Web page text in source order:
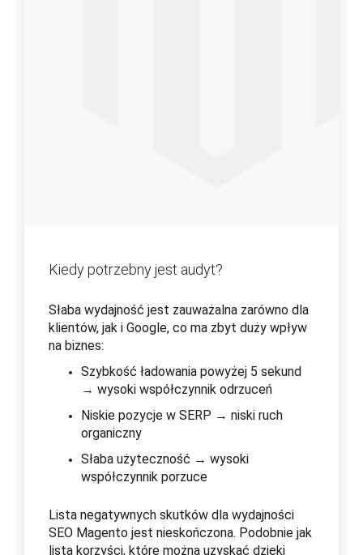
Kiedy potrzebny jest audyt?
Słaba wydajność jest zauważalna zarówno dla
klientów, jak i Google, co ma zbyt duży wpływ
na biznes:
Szybkość ładowania powyżej 5 sekund
→ wysoki współczynnik odrzuceń
Niskie pozycje w SERP → niski ruch
organiczny
Słaba użyteczność → wysoki
współczynnik porzuce
Lista negatywnych skutków dla wydajności
SEO Magento jest nieskończona. Podobnie jak
lista korzyści, które można uzyskać dzięki